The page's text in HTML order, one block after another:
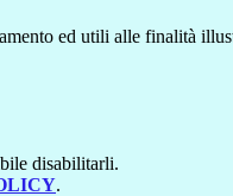
ed utili alle finalità
disabilitarli.
.